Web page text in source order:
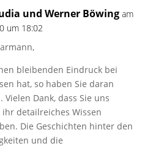
und Werner Böwing am
um 18:02
bleibenden Eindruck bei
hat, so haben Sie daran
Vielen Dank, dass Sie uns
detailreiches Wissen
Die Geschichten hinter den
und die